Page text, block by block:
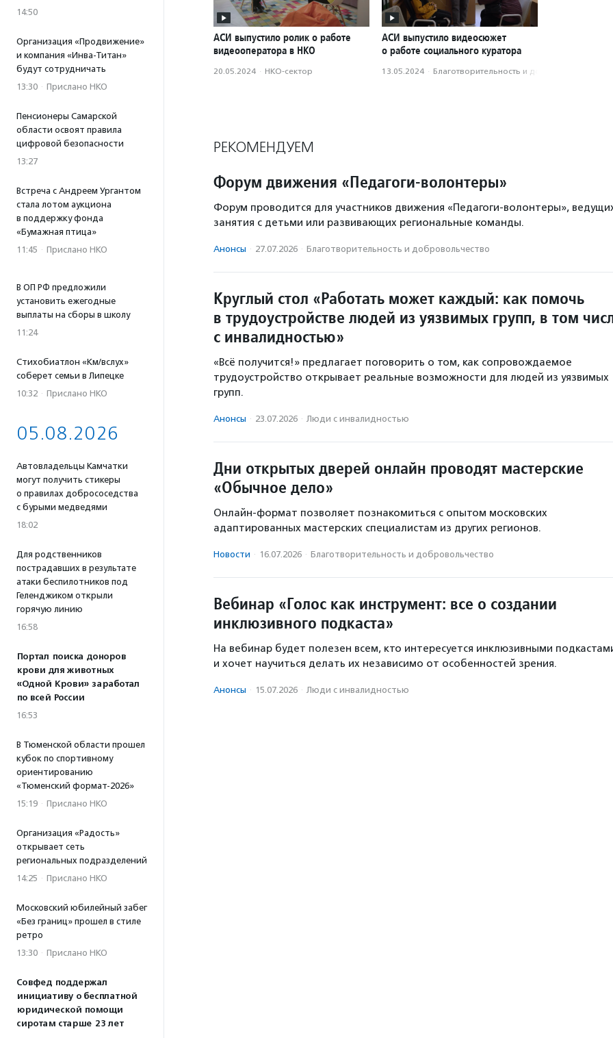
14:50
Организация «Продвижение»
и компания «Инва-Титан»
будут сотрудничать
13:30 · Прислано НКО
Пенсионеры Самарской
области освоят правила
цифровой безопасности
13:27
Встреча с Андреем Ургантом
стала лотом аукциона
в поддержку фонда
«Бумажная птица»
11:45 · Прислано НКО
В ОП РФ предложили
установить ежегодные
выплаты на сборы в школу
11:24
Стихобиатлон «Км/вслух»
соберет семьи в Липецке
10:32 · Прислано НКО
05.08.2026
Автовладельцы Камчатки
могут получить стикеры
о правилах добрососедства
с бурыми медведями
18:02
Для родственников
пострадавших в результате
атаки беспилотников под
Геленджиком открыли
горячую линию
16:58
Портал поиска доноров
крови для животных
«Одной Крови» заработал
по всей России
16:53
В Тюменской области прошел
кубок по спортивному
ориентированию
«Тюменский формат-2026»
15:19 · Прислано НКО
Организация «Радость»
открывает сеть
региональных подразделений
14:25 · Прислано НКО
Московский юбилейный забег
«Без границ» прошел в стиле
ретро
13:30 · Прислано НКО
Совфед поддержал
инициативу о бесплатной
юридической помощи
сиротам старше 23 лет
АСИ выпустило ролик о работе
видеооператора в НКО
20.05.2024 · НКО-сектор
АСИ выпустило видеосюжет
о работе социального куратора
13.05.2024 · Благотвори­тель­ность и доброволь­чест­во
РЕКОМЕНДУЕМ
Форум движения «Педагоги-волонтеры»
Форум проводится для участников движения «Педагоги-волонтеры»,
занятия с детьми или развивающих региональные команды.
Анонсы · 27.07.2026 · Благотвори­тель­ность и доброволь­чест­во
Круглый стол «Работать может каждый: как помочь
в трудоустройстве людей из уязвимых групп, в том
с инвалидностью»
«Всё получится!» предлагает поговорить о том, как сопровождаемое
трудоустройство открывает реальные возможности для людей из уязвимых
групп.
Анонсы · 23.07.2026 · Люди с инвалидностью
Дни открытых дверей онлайн проводят мастерские
«Обычное дело»
Онлайн-формат позволяет познакомиться с опытом московских
адаптированных мастерских специалистам из других регионов.
Новости · 16.07.2026 · Благотвори­тель­ность и доброволь­чест­во
Вебинар «Голос как инструмент: все о создании
инклюзивного подкаста»
На вебинар будет полезен всем, кто интересуется инклюзивными
и хочет научиться делать их независимо от особенностей зрения.
Анонсы · 15.07.2026 · Люди с инвалидностью